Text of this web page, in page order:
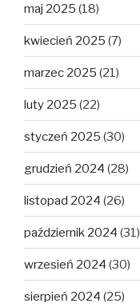
maj 2025 (18)
kwiecień 2025 (7)
marzec 2025 (21)
luty 2025 (22)
styczeń 2025 (30)
grudzień 2024 (28)
listopad 2024 (26)
październik 2024 (31)
wrzesień 2024 (30)
sierpień 2024 (25)